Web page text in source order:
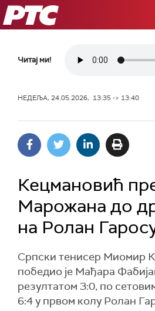
РТС
Читај ми!
НЕДЕЉА, 24.05.2026, 13:35 -> 13:40
Кецмановић
Марожана до
на Ролан
Српски тенисер Миомир
победио је Мађара
резултатом 3:0, по
6:4 у првом колу Ролан